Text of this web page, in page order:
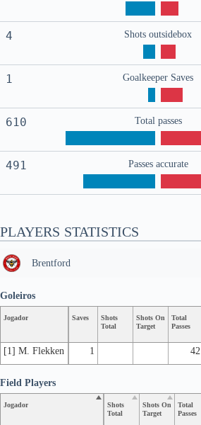
4 Shots outsidebox
1 Goalkeeper Saves
610 Total passes
491 Passes accurate
PLAYERS STATISTICS
Brentford
Jogador Saves
Shots
Total
Shots On
Target
Total
Passes
[1] M. Flekken 1 42
Goleiros
Jogador
Shots
Total
Shots On
Target
Total
Passes
Field Players